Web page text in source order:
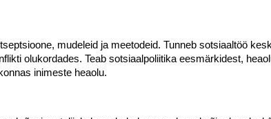
mudeleid ja meetodeid. Tunneb sotsiaaltöö
olukordades. Teab sotsiaalpoliitika eesmärkidest,
inimeste heaolu.